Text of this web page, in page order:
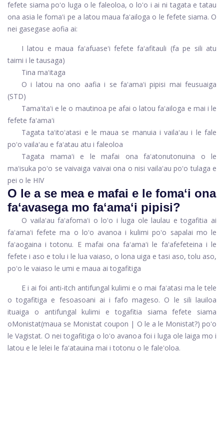
fefete siama poʻo luga o le faleoloa, o loʻo i ai ni tagata e tatau
ona asia le fomaʻi pe a latou maua faʻailoga o le fefete siama. O
nei gasegase aofia ai:
I latou e maua faʻafuaseʻi fefete faʻafitauli (fa pe sili atu
taimi i le tausaga)
Tina maʻitaga
O i latou na ono aafia i se faʻamaʻi pipisi mai feusuaiga
(STD)
Tamaʻitaʻi e le o mautinoa pe afai o latou faʻailoga e mai i le
fefete faʻamaʻi
Tagata taʻitoʻatasi e le maua se manuia i vailaʻau i le fale
poʻo vailaʻau e faʻatau atu i faleoloa
Tagata mamaʻi e le mafai ona faʻatonutonuina o le
maʻisuka poʻo se vaivaiga vaivai ona o nisi vailaʻau poʻo tulaga e
pei o le HIV
O le a se mea e mafai e le fomaʻi ona
faʻavasega mo faʻamaʻi pipisi?
O vailaʻau faʻafomaʻi o loʻo i luga ole laulau e togafitia ai
faʻamaʻi fefete ma o loʻo avanoa i kulimi poʻo sapalai mo le
faʻaogaina i totonu. E mafai ona faʻamaʻi le faʻafefeteina i le
fefete i aso e tolu i le lua vaiaso, o lona uiga e tasi aso, tolu aso,
poʻo le vaiaso le umi e maua ai togafitiga
E i ai foi anti-itch antifungal kulimi e o mai faʻatasi ma le tele
o togafitiga e fesoasoani ai i fafo mageso. O le sili lauiloa
ituaiga o antifungal kulimi e togafitia siama fefete siama
oMonistat(maua se Monistat coupon | O le a le Monistat?) poʻo
le Vagistat. O nei togafitiga o loʻo avanoa foi i luga ole laiga mo i
latou e le lelei le faʻatauina mai i totonu o le faleʻoloa.